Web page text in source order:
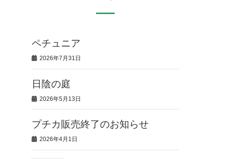
ペチュニア
2026年7月31日
日陰の庭
2026年5月13日
プチカ販売終了のお知らせ
2026年4月1日